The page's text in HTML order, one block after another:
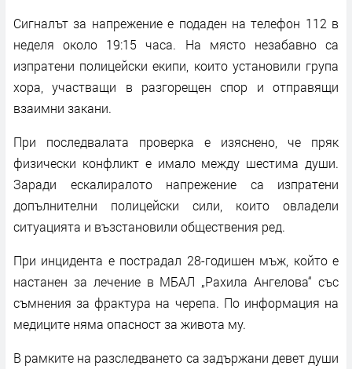
Сигналът за напрежение е подаден на телефон 112 в
неделя около 19:15 часа. На място незабавно са
изпратени полицейски екипи, които установили група
хора, участващи в разгорещен спор и отправящи
взаимни закани.
При последвалата проверка е изяснено, че пряк
физически конфликт е имало между шестима души.
Заради ескалиралото напрежение са изпратени
допълнителни полицейски сили, които овладели
ситуацията и възстановили обществения ред.
При инцидента е пострадал 28-годишен мъж, който е
настанен за лечение в МБАЛ „Рахила Ангелова“ със
съмнения за фрактура на черепа. По информация на
медиците няма опасност за живота му.
В рамките на разследването са задържани девет души